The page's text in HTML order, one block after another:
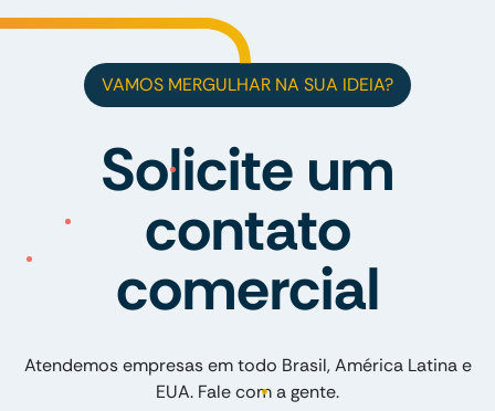
VAMOS MERGULHAR NA SUA IDEIA?
Solicite um
contato
comercial
Atendemos empresas em todo Brasil, América Latina e
EUA. Fale com a gente.